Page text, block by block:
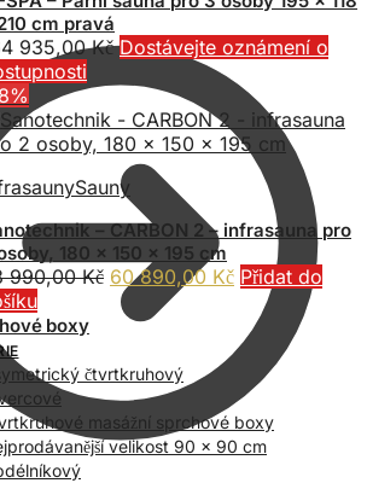
cm pravá
935,00Kč Dostávejte oznámení o
Sauny
– CARBON 2 – infrasauna pro
180 x 150 x 195 cm
990,00Kč Původní
cena
byla:
990,00 Kč.
60 890,00 KčAktuální
cena
je:
60
890,00 Kč.
Přidat do
boxy
čtvrtkruhový
masážní sprchové boxy
velikost 90 x 90 cm